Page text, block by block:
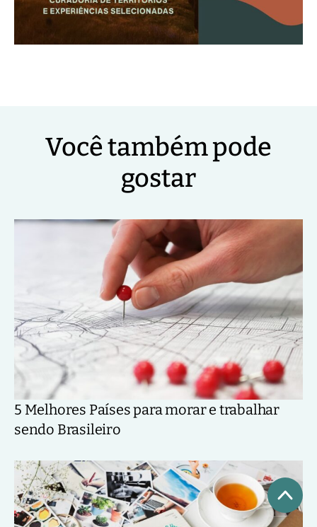
Você também pode
gostar
5 Melhores Países para morar e trabalhar
sendo Brasileiro